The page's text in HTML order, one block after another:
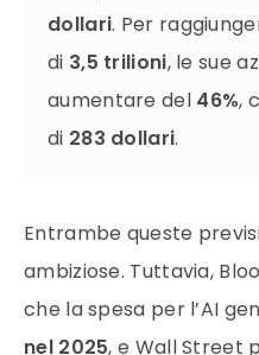
dollari. Per
di 3,5 trilioni, le sue
aumentare del 46%,
di 283 dollari.
Entrambe queste
ambiziose. Tuttavia,
che la spesa per l’AI
nel 2025, e Wall Street